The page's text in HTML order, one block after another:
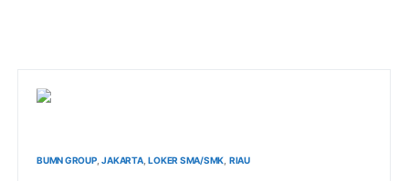
BUMN GROUP JAKARTA LOKER SMA/SMK RIAU